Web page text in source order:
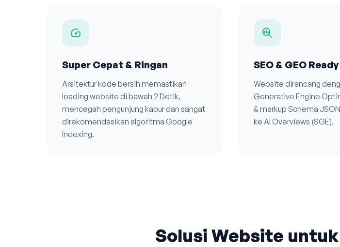
speed
Super Cepat & Ringan
Arsitektur kode bersih memastikan
loading website di bawah 2 Detik,
mencegah pengunjung kabur dan sangat
direkomendasikan algoritma Google
Indexing.
search_insights
SEO & GEO Ready
Website dirancang
Generative Engine
& markup Schema
ke AI Overviews (SGE).
Solusi Website